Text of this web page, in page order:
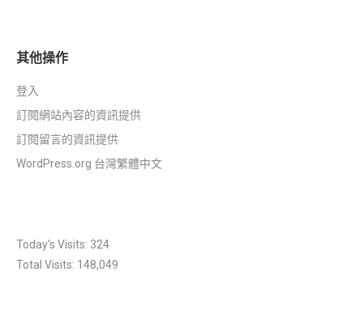
其他操作
登入
訂閱網站內容的資訊提供
訂閱留言的資訊提供
WordPress.org 台灣繁體中文
Today's Visits: 324
Total Visits: 148,049